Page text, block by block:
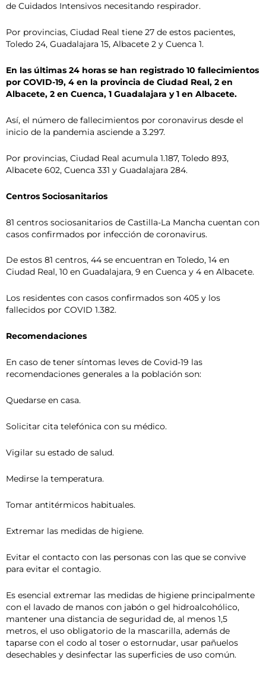
de Cuidados Intensivos necesitando respirador.
Por provincias, Ciudad Real tiene 27 de estos pacientes,
Toledo 24, Guadalajara 15, Albacete 2 y Cuenca 1.
En las últimas 24 horas se han registrado 10 fallecimientos
por COVID-19, 4 en la provincia de Ciudad Real, 2 en
Albacete, 2 en Cuenca, 1 Guadalajara y 1 en Albacete.
Así, el número de fallecimientos por coronavirus desde el
inicio de la pandemia asciende a 3.297.
Por provincias, Ciudad Real acumula 1.187, Toledo 893,
Albacete 602, Cuenca 331 y Guadalajara 284.
Centros Sociosanitarios
81 centros sociosanitarios de Castilla-La Mancha cuentan con
casos confirmados por infección de coronavirus.
De estos 81 centros, 44 se encuentran en Toledo, 14 en
Ciudad Real, 10 en Guadalajara, 9 en Cuenca y 4 en Albacete.
Los residentes con casos confirmados son 405 y los
fallecidos por COVID 1.382.
Recomendaciones
En caso de tener síntomas leves de Covid-19 las
recomendaciones generales a la población son:
Quedarse en casa.
Solicitar cita telefónica con su médico.
Vigilar su estado de salud.
Medirse la temperatura.
Tomar antitérmicos habituales.
Extremar las medidas de higiene.
Evitar el contacto con las personas con las que se convive
para evitar el contagio.
Es esencial extremar las medidas de higiene principalmente
con el lavado de manos con jabón o gel hidroalcohólico,
mantener una distancia de seguridad de, al menos 1,5
metros, el uso obligatorio de la mascarilla, además de
taparse con el codo al toser o estornudar, usar pañuelos
desechables y desinfectar las superficies de uso común.